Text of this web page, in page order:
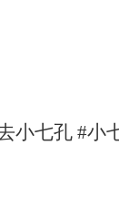
小七孔 #小